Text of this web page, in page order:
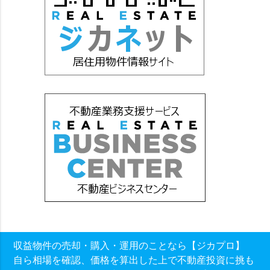
収益物件の売却・購入・運用のことなら【ジカプロ】
自ら相場を確認、価格を算出した上で不動産投資に挑も